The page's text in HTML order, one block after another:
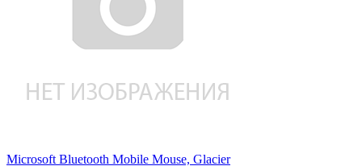
Microsoft Bluetooth Mobile Mouse, Glacier